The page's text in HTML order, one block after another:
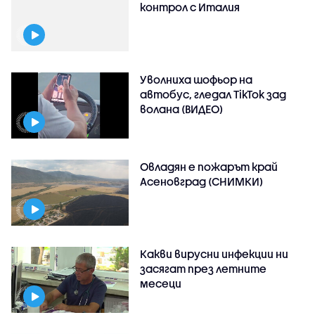
контрол с Италия
Уволниха шофьор на
автобус, гледал TikTok зад
волана (ВИДЕО)
Овладян е пожарът край
Асеновград (СНИМКИ)
Какви вирусни инфекции ни
засягат през летните
месеци